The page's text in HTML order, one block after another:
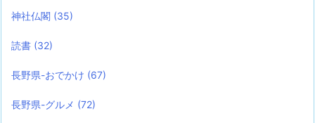
神社仏閣 (35)
読書 (32)
長野県-おでかけ (67)
長野県-グルメ (72)